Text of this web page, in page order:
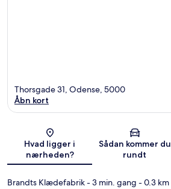
Kort
Thorsgade 31, Odense, 5000
Åbn kort
Hvad ligger i
nærheden?
Sådan kommer du
rundt
Brandts Klædefabrik- 3 min. gang - 0.3 km